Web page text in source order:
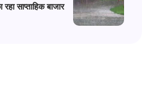
साप्ताहिक बाजार